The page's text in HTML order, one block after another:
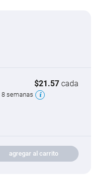
$21.57 cada
8 semanas
agregar al carrito